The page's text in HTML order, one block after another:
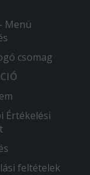
Menü
csomag
Értékelési
feltételek